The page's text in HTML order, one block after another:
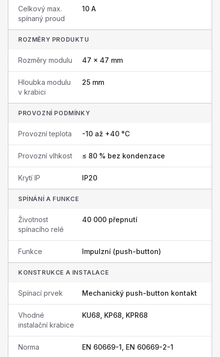
Celkový max.
spínaný proud
10 A
ROZMĚRY PRODUKTU
Rozměry modulu 47 × 47 mm
Hloubka modulu
v krabici
25 mm
PROVOZNÍ PODMÍNKY
Provozní teplota -10 až +40 °C
Provozní vlhkost ≤ 80 % bez kondenzace
Krytí IP IP20
SPÍNÁNÍ A FUNKCE
Životnost
spínacího relé
40 000 přepnutí
Funkce Impulzní (push-button)
KONSTRUKCE A INSTALACE
Spínací prvek Mechanický push-button kontakt
Vhodné
instalační krabice
KU68, KP68, KPR68
Norma EN 60669-1, EN 60669-2-1